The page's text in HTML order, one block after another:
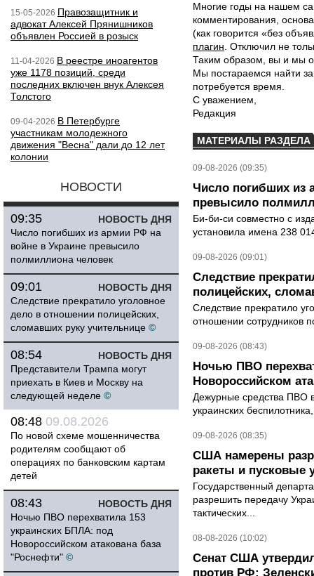
15-05-2026 Правозащитник и
адвокат Алексей Прянишников
объявлен Россией в розыск
11-04-2026 В реестре иноагентов
уже 1178 позиций, среди
последних включен внук Алексея
Толстого
09-04-2026 В Петербурге
участникам молодежного
движения "Весна" дали до 12 лет
колонии
НОВОСТИ
НОВОСТЬ ДНЯ
09:35
Число погибших из армии РФ на
войне в Украине превысило
полмиллиона человек
НОВОСТЬ ДНЯ
09:01
Следствие прекратило уголовное
дело в отношении полицейских,
сломавших руку учительнице ©
НОВОСТЬ ДНЯ
08:54
Представители Трампа могут
приехать в Киев и Москву на
следующей неделе ©
08:48 09.08.2026
По новой схеме мошенничества
родителям сообщают об
операциях по банковским картам
детей
НОВОСТЬ ДНЯ
08:43
Ночью ПВО перехватила 153
украинских БПЛА: под
Новороссийском атакована база
"Роснефти" ©
Многие годы на нашем
комментирования,
(как говорится «без
плагин . Отключил не
Таким образом, вы и мы
Мы постараемся найти
потребуется время.
С уважением,
Редакция
МАТЕРИАЛЫ РАЗДЕЛА
09-08-2026 (09:35)
Число погибших из
превысило
Би-би-си совместно с
установила имена 238
09-08-2026 (09:01)
Следствие
полицейских,
Следствие прекратило
отношении сотрудников
09-08-2026 (08:43)
Ночью ПВО
Новороссийском
Дежурные средства ПВО
украинских
09-08-2026 (08:35)
США намерены
ракеты и пусковые
Государственный
разрешить передачу
тактических...
08-08-2026 (10:02)
Сенат США
против РФ: